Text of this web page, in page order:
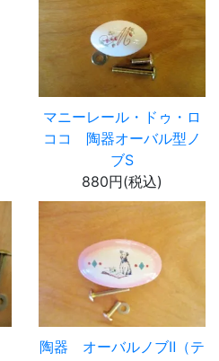
マニーレール・ドゥ・ロ
ココ 陶器オーバル型ノ
ブS
880円(税込)
陶器 オーバルノブⅡ（テ